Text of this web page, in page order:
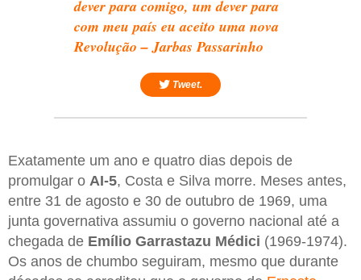
dever para comigo, um dever para
com meu país eu aceito uma nova
Revolução – Jarbas Passarinho
Tweet.
Exatamente um ano e quatro dias depois de
promulgar o AI-5, Costa e Silva morre. Meses antes,
entre 31 de agosto e 30 de outubro de 1969, uma
junta governativa assumiu o governo nacional até a
chegada de Emílio Garrastazu Médici (1969-1974).
Os anos de chumbo seguiram, mesmo que durante